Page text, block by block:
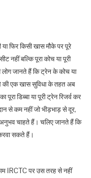
या फिर किसी खास मौके पर पूरे
नहीं बल्कि पूरा कोच या पूरी
लोग जानते हैं कि ट्रेन के कोच या
की एक खास सुविधा के तहत अब
डिब्बा या पूरी ट्रेन रिजर्व कर
से कम नहीं जो भीड़भाड़ से दूर,
चाहते हैं। चलिए जानते हैं कि
सकते हैं।
IRCTC पर उस तरह से नहीं